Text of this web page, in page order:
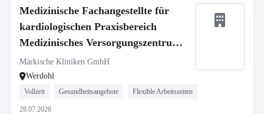
Medizinische Fachangestellte für
kardiologischen Praxisbereich
Medizinisches Versorgungszentrum
(m/w/d)
Märkische Kliniken GmbH
Werdohl
Vollzeit Gesundheitsangebote Flexible Arbeitszeiten
28.07.2026